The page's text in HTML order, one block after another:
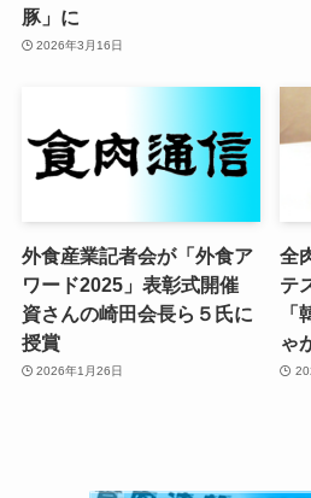
豚」に
2026年3月16日
外食産業記者会が「外食ア
ワード2025」表彰式開催
資さんの崎田会長ら５氏に
授賞
2026年1月26日
全
テ
ゃ